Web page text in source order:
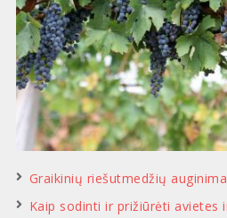
Graikinių riešutmedžių
Kaip sodinti ir prižiūrėti avietes